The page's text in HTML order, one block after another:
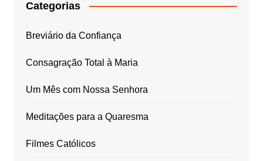
Categorias
Breviário da Confiança
Consagração Total à Maria
Um Mês com Nossa Senhora
Meditações para a Quaresma
Filmes Católicos